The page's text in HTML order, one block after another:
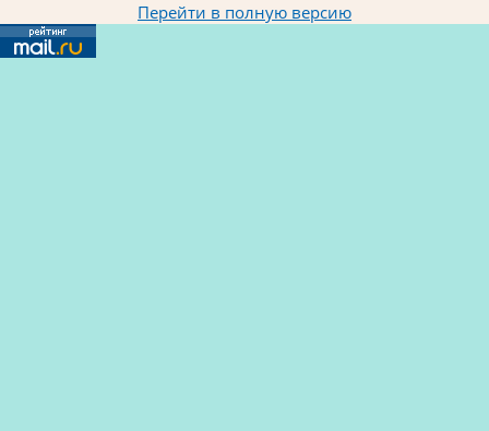
Перейти в полную версию